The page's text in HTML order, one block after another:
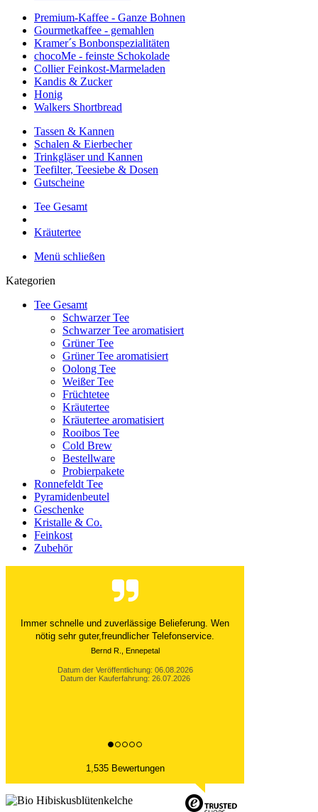
Premium-Kaffee - Ganze Bohnen
Gourmetkaffee - gemahlen
Kramer´s Bonbonspezialitäten
chocoMe - feinste Schokolade
Collier Feinkost-Marmeladen
Kandis & Zucker
Honig
Walkers Shortbread
Tassen & Kannen
Schalen & Eierbecher
Trinkgläser und Kannen
Teefilter, Teesiebe & Dosen
Gutscheine
Tee Gesamt
Kräutertee
Menü schließen
Kategorien
Tee Gesamt
Schwarzer Tee
Schwarzer Tee aromatisiert
Grüner Tee
Grüner Tee aromatisiert
Oolong Tee
Weißer Tee
Früchtetee
Kräutertee
Kräutertee aromatisiert
Rooibos Tee
Cold Brew
Bestellware
Probierpakete
Ronnefeldt Tee
Pyramidenbeutel
Geschenke
Kristalle & Co.
Feinkost
Zubehör
Der Versand ist immer innerhalb von 24 Stunden
abgewickelt. Grossartig. Ich liebe die 1kg
Alubeutel.
Datum der Veröffentlichung: 06.08.2026
Datum der Kauferfahrung: 27.07.2026
1,535 Bewertungen